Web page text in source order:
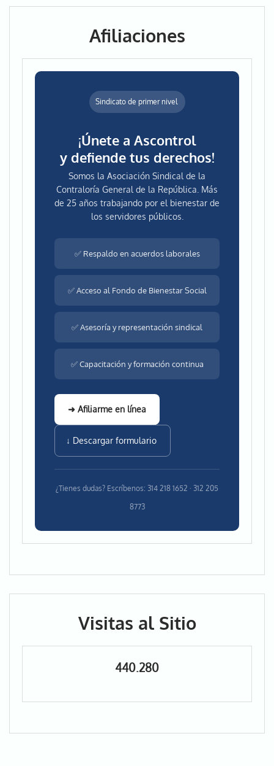
Afiliaciones
Sindicato de primer nivel
¡Únete a Ascontrol
y defiende tus derechos!
Somos la Asociación Sindical de la
Contraloría General de la República. Más
de 25 años trabajando por el bienestar de
los servidores públicos.
✅ Respaldo en acuerdos laborales
✅ Acceso al Fondo de Bienestar Social
✅ Asesoría y representación sindical
✅ Capacitación y formación continua
➜ Afiliarme en línea
↓ Descargar formulario
¿Tienes dudas? Escríbenos: 314 218 1652 · 312 205
8773
Visitas al Sitio
440.280